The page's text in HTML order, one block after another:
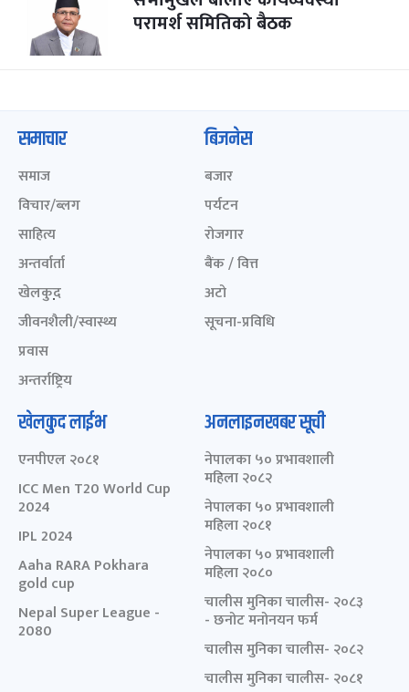
परामर्श समितिको बैठक
समाचार
समाज
विचार/ब्लग
साहित्य
अन्तर्वार्ता
खेलकुद़़
जीवनशैली/स्वास्थ्य
प्रवास
अन्तर्राष्ट्रिय
बिजनेस
बजार
पर्यटन
रोजगार
बैंक / वित्त
अटो
सूचना-प्रविधि
खेलकुद लाईभ
एनपीएल २०८१
ICC Men T20 World Cup
2024
IPL 2024
Aaha RARA Pokhara
gold cup
Nepal Super League -
2080
अनलाइनखबर सूची
नेपालका ५० प्रभावशाली
महिला २०८२
नेपालका ५० प्रभावशाली
महिला २०८१
नेपालका ५० प्रभावशाली
महिला २०८०
चालीस मुनिका चालीस- २०८३
- छनोट मनोनयन फर्म
चालीस मुनिका चालीस- २०८२
चालीस मुनिका चालीस- २०८१